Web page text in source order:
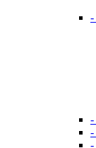
-
-
-
-